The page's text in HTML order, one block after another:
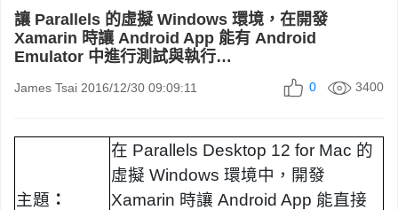
讓 Parallels 的虛擬 Windows 環境，在開發
Xamarin 時讓 Android App 能有 Android
Emulator 中進行測試與執行…
James Tsai 2016/12/30 09:09:11 0 3400
主題 ：
在 Parallels Desktop 12 for Mac 的
虛擬 Windows 環境中，開發
Xamarin 時讓 Android App 能直接